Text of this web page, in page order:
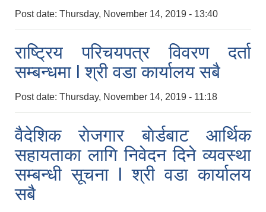
Post date: Thursday, November 14, 2019 - 13:40
राष्ट्रिय परिचयपत्र विवरण दर्ता
सम्बन्धमा l श्री वडा कार्यालय सबै
Post date: Thursday, November 14, 2019 - 11:18
वैदेशिक राेजगार बाेर्डबाट आर्थिक
सहायताका लागि निवेदन दिने व्यवस्था
सम्बन्धी सूचना l श्री वडा कार्यालय
सबै